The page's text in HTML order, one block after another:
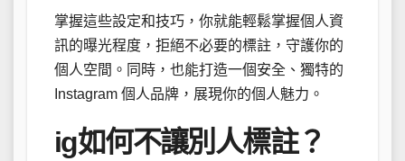
掌握這些設定和技巧，你就能輕鬆掌握個人資
訊的曝光程度，拒絕不必要的標註，守護你的
個人空間。同時，也能打造一個安全、獨特的
Instagram 個人品牌，展現你的個人魅力。
ig如何不讓別人標註？